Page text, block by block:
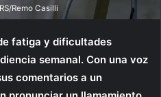
Remo Casilli
fatiga y dificultades
semanal. Con una voz
comentarios a un